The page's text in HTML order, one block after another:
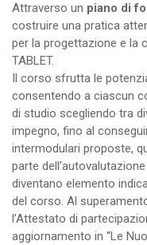
Attraverso un piano di
costruire una pratica
per la progettazione e la
TABLET.
Il corso sfrutta le
consentendo a ciascun
di studio scegliendo tra
impegno, fino al
intermodulari proposte,
parte
diventano elemento
del corso. Al
l’Attestato di
aggiornamento in “Le